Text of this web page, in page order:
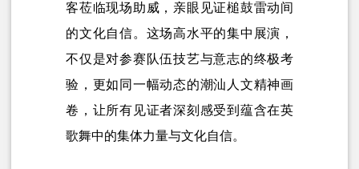
客莅临现场助威，亲眼见证槌鼓雷动间
的文化自信。这场高水平的集中展演，
不仅是对参赛队伍技艺与意志的终极考
验，更如同一幅动态的潮汕人文精神画
卷，让所有见证者深刻感受到蕴含在英
歌舞中的集体力量与文化自信。